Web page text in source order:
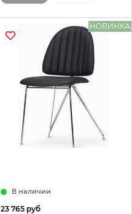
НОВИНКА
В наличии
23 765 руб